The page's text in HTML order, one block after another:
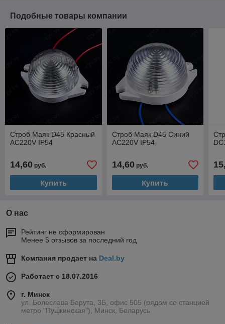
Подобные товары компании
Строб Маяк D45 Красный
АС220V IP54
14,60 руб.
Купить
Строб Маяк D45 Синий
АС220V IP54
14,60руб.
Купить
О нас
Рейтинг не сформирован
Менее 5 отзывов за последний год
Компания продает на Deal.by
Работает с 18.07.2016
г. Минск
ул. Болеслава Берута, 3Б, офис 505 (рядом со станцией
метро "Пушкинская"), Минск, Беларусь